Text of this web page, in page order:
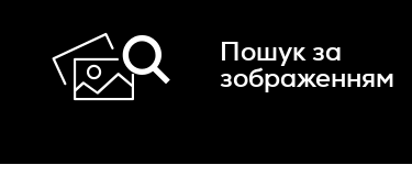
Пошук за
зображенням